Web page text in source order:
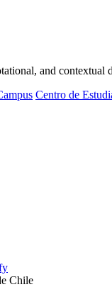
and contextual
Centro de
Chile